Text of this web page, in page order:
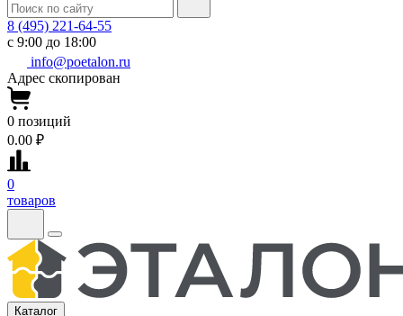
8 (495) 221-64-55
с 9:00 до 18:00
info@poetalon.ru
Адрес скопирован
0 позиций
0.00 ₽
0
товаров
Каталог